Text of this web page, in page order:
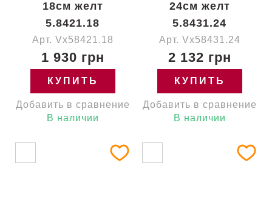
18см желт
5.8421.18
Арт. Vx58421.18
1 930 грн
КУПИТЬ
Добавить в сравнение
В наличии
24см желт
5.8431.24
Арт. Vx58431.24
2 132 грн
КУПИТЬ
Добавить в сравнение
В наличии